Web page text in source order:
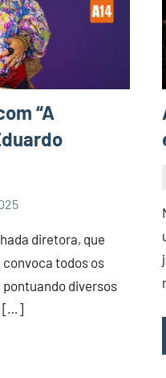
“A
diretora, que
todos os
diversos
[…]